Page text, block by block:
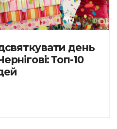
день
Топ-10